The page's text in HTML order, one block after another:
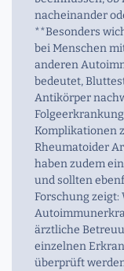
nacheinander
**Besonders
bei Menschen
anderen
bedeutet,
Antikörper
Komplikationen
Rheumatoider
haben zudem
und sollten
Forschung zeigt:
ärztliche
einzelnen
überprüft